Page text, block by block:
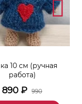
10 см (ручная
работа)
890 ₽ 990